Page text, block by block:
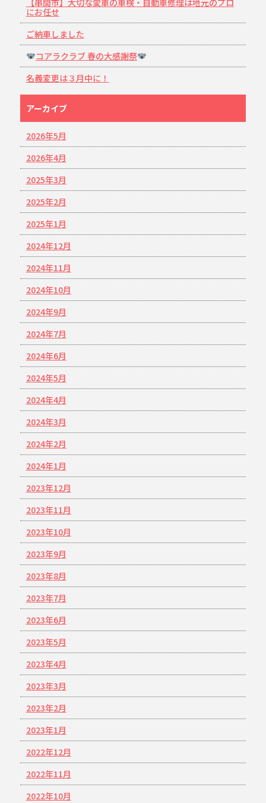
にお任せ
ご納車しました
コアラクラブ 春の大感謝祭
名義変更は３月中に！
アーカイブ
2026年5月
2026年4月
2025年3月
2025年2月
2025年1月
2024年12月
2024年11月
2024年10月
2024年9月
2024年7月
2024年6月
2024年5月
2024年4月
2024年3月
2024年2月
2024年1月
2023年12月
2023年11月
2023年10月
2023年9月
2023年8月
2023年7月
2023年6月
2023年5月
2023年4月
2023年3月
2023年2月
2023年1月
2022年12月
2022年11月
2022年10月